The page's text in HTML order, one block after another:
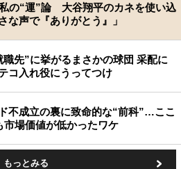
の“運”論 大谷翔平のカネを使い込
な声で『ありがとう』」
職先”に挙がるまさかの球団 采配に
コ入れ役にうってつけ
不成立の裏に致命的な“前科”…ここ
市場価値が低かったワケ
もっとみる